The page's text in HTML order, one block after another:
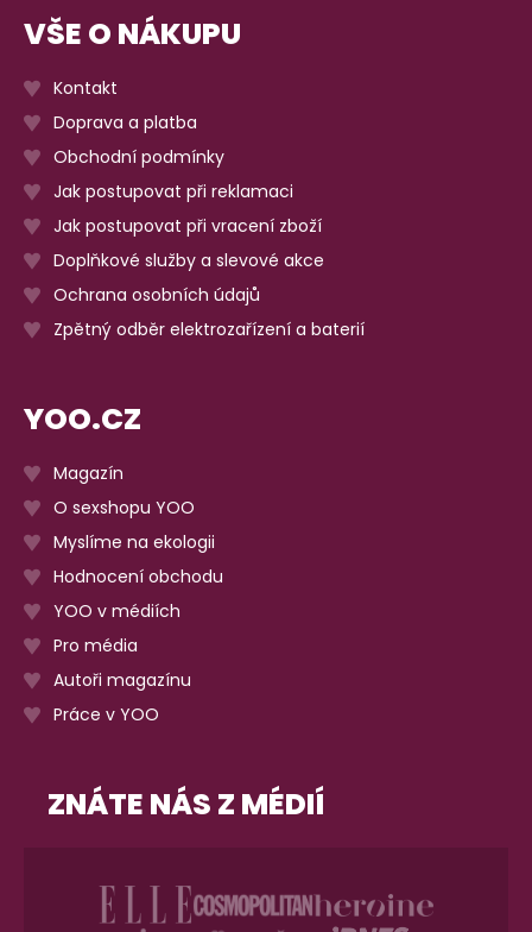
VŠE O NÁKUPU
Kontakt
Doprava a platba
Obchodní podmínky
Jak postupovat při reklamaci
Jak postupovat při vracení zboží
Doplňkové služby a slevové akce
Ochrana osobních údajů
Zpětný odběr elektrozařízení a baterií
YOO.CZ
Magazín
O sexshopu YOO
Myslíme na ekologii
Hodnocení obchodu
YOO v médiích
Pro média
Autoři magazínu
Práce v YOO
ZNÁTE NÁS Z MÉDIÍ